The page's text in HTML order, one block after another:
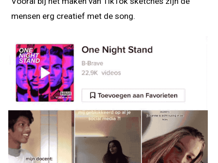
mensen erg creatief met de song.